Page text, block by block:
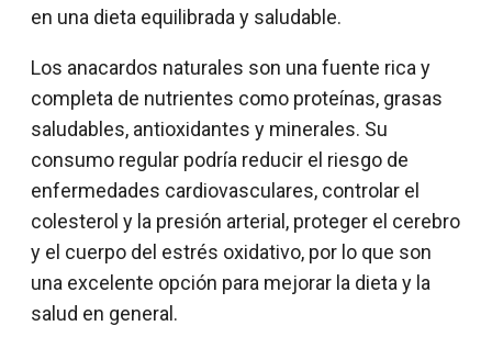
en una dieta equilibrada y saludable.
Los anacardos naturales son una fuente rica y
completa de nutrientes como proteínas, grasas
saludables, antioxidantes y minerales. Su
consumo regular podría reducir el riesgo de
enfermedades cardiovasculares, controlar el
colesterol y la presión arterial, proteger el cerebro
y el cuerpo del estrés oxidativo, por lo que son
una excelente opción para mejorar la dieta y la
salud en general.